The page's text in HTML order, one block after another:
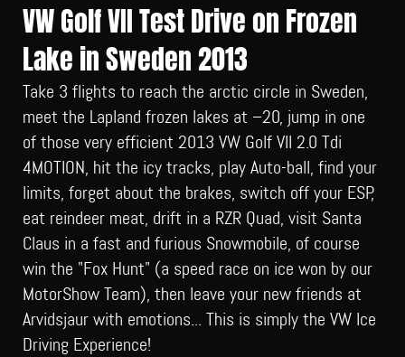
VW Golf VII Test Drive on Frozen
Lake in Sweden 2013
Take 3 flights to reach the arctic circle in Sweden,
meet the Lapland frozen lakes at –20, jump in one
of those very efficient 2013 VW Golf VII 2.0 Tdi
4MOTION, hit the icy tracks, play Auto-ball, find your
limits, forget about the brakes, switch off your ESP,
eat reindeer meat, drift in a RZR Quad, visit Santa
Claus in a fast and furious Snowmobile, of course
win the "Fox Hunt" (a speed race on ice won by our
MotorShow Team), then leave your new friends at
Arvidsjaur with emotions... This is simply the VW Ice
Driving Experience!